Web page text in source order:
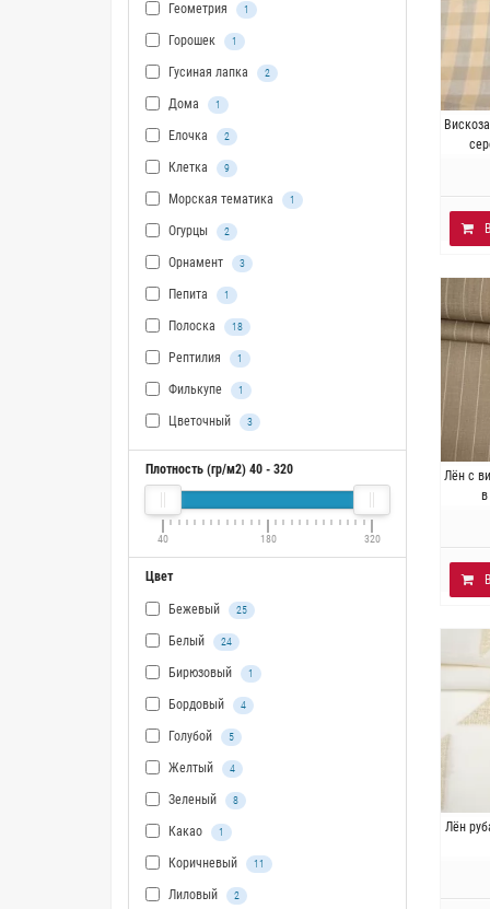
Геометрия 1
Горошек 1
Гусиная лапка 2
Дома 1
Елочка 2
Клетка 9
Морская тематика 1
Огурцы 2
Орнамент 3
Пепита 1
Полоска 18
Рептилия 1
Филькупе 1
Цветочный 3
Плотность (гр/м2) 40 - 320
40 180 320
Цвет
Бежевый 25
Белый 24
Бирюзовый 1
Бордовый 4
Голубой 5
Желтый 4
Зеленый 8
Какао 1
Коричневый 11
Лиловый 2
лен
Лён с
в
Лён